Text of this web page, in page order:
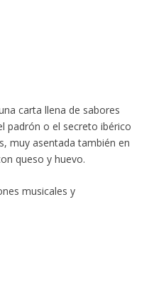
carta llena de sabores
padrón o el secreto ibérico
muy asentada también en
queso y huevo.
musicales y